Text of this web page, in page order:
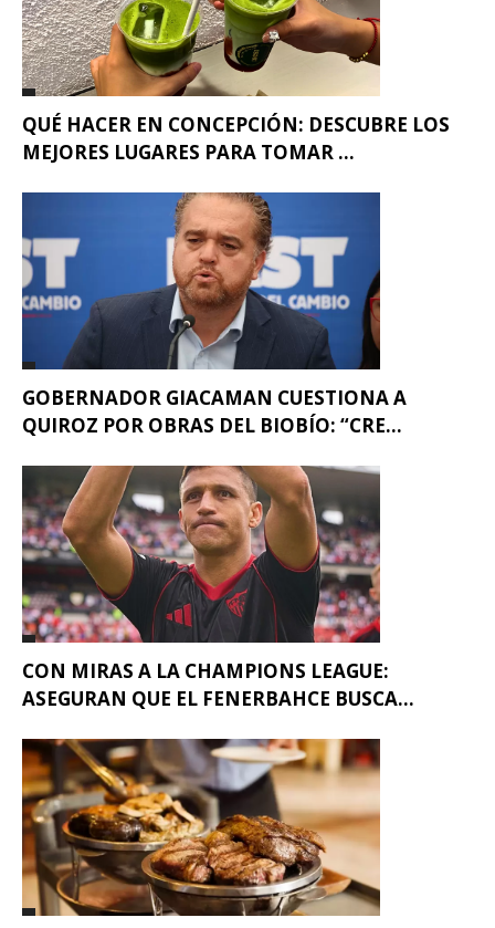
QUÉ HACER EN CONCEPCIÓN: DESCUBRE LOS
MEJORES LUGARES PARA TOMAR ...
GOBERNADOR GIACAMAN CUESTIONA A
QUIROZ POR OBRAS DEL BIOBÍO: “CRE...
CON MIRAS A LA CHAMPIONS LEAGUE:
ASEGURAN QUE EL FENERBAHCE BUSCA...